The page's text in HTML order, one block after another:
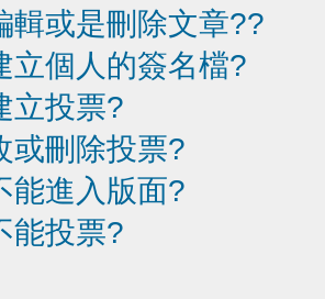
輯或是刪除文章??
立個人的簽名檔?
立投票?
或刪除投票?
能進入版面?
能投票?